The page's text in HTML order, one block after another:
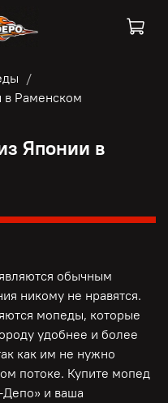
Раменском
Японии в
обычным
никому не нравятся.
мопеды, которые
удобнее и более
как им не нужно
потоке. Купите мопед
Депо» и ваша